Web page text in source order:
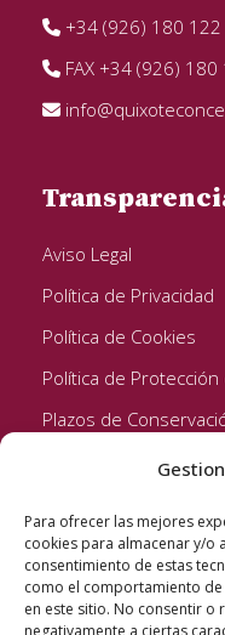
Para ofrecer las mejores
cookies para almacenar y/o
consentimiento de estas
como el comportamiento
en este sitio. No consentir
negativamente a ciertas
+34 (926) 180 122
FAX +34 (926) 180
Aviso Legal
Política de Privacidad
Política de Cookies
Política de
Plazos de